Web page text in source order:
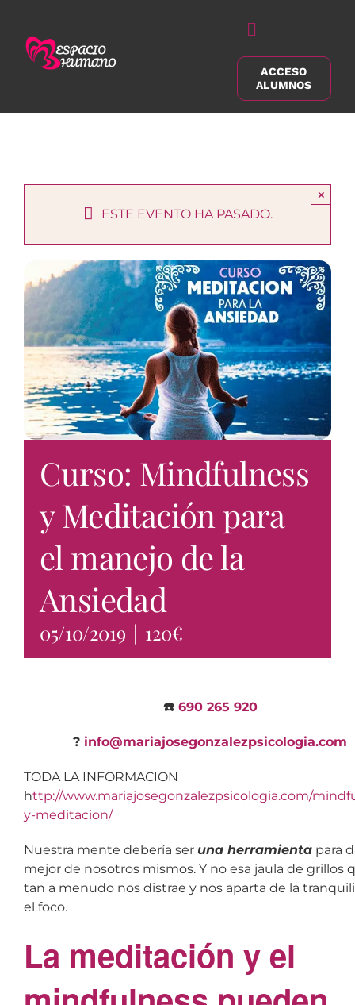
contenido
Alternar
navegación
Buscar:
ACCESO
ALUMNOS
ESTE EVENTO HA PASADO.
×
Curso: Mindfulness
y Meditación para
el manejo de la
Ansiedad
05/10/2019 | 120€
☎️ 690 265 920
? info@mariajosegonzalezpsicologia.com
TODA LA INFORMACION
http://www.mariajosegonzalezpsicologia.com/
y-meditacion/
Nuestra mente debería ser una herramienta para
mejor de nosotros mismos. Y no esa jaula de grillos
tan a menudo nos distrae y nos aparta de la
el foco.
La meditación y el